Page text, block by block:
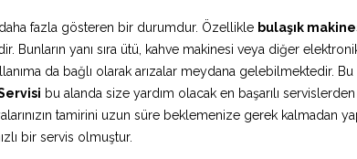
fazla gösteren bir durumdur. Özellikle bulaşık
yanı sıra ütü, kahve makinesi veya diğer
da bağlı olarak arızalar meydana gelebilmektedir.
bu alanda size yardım olacak en başarılı
tamirini uzun süre beklemenize gerek kalmadan
bir servis olmuştur.